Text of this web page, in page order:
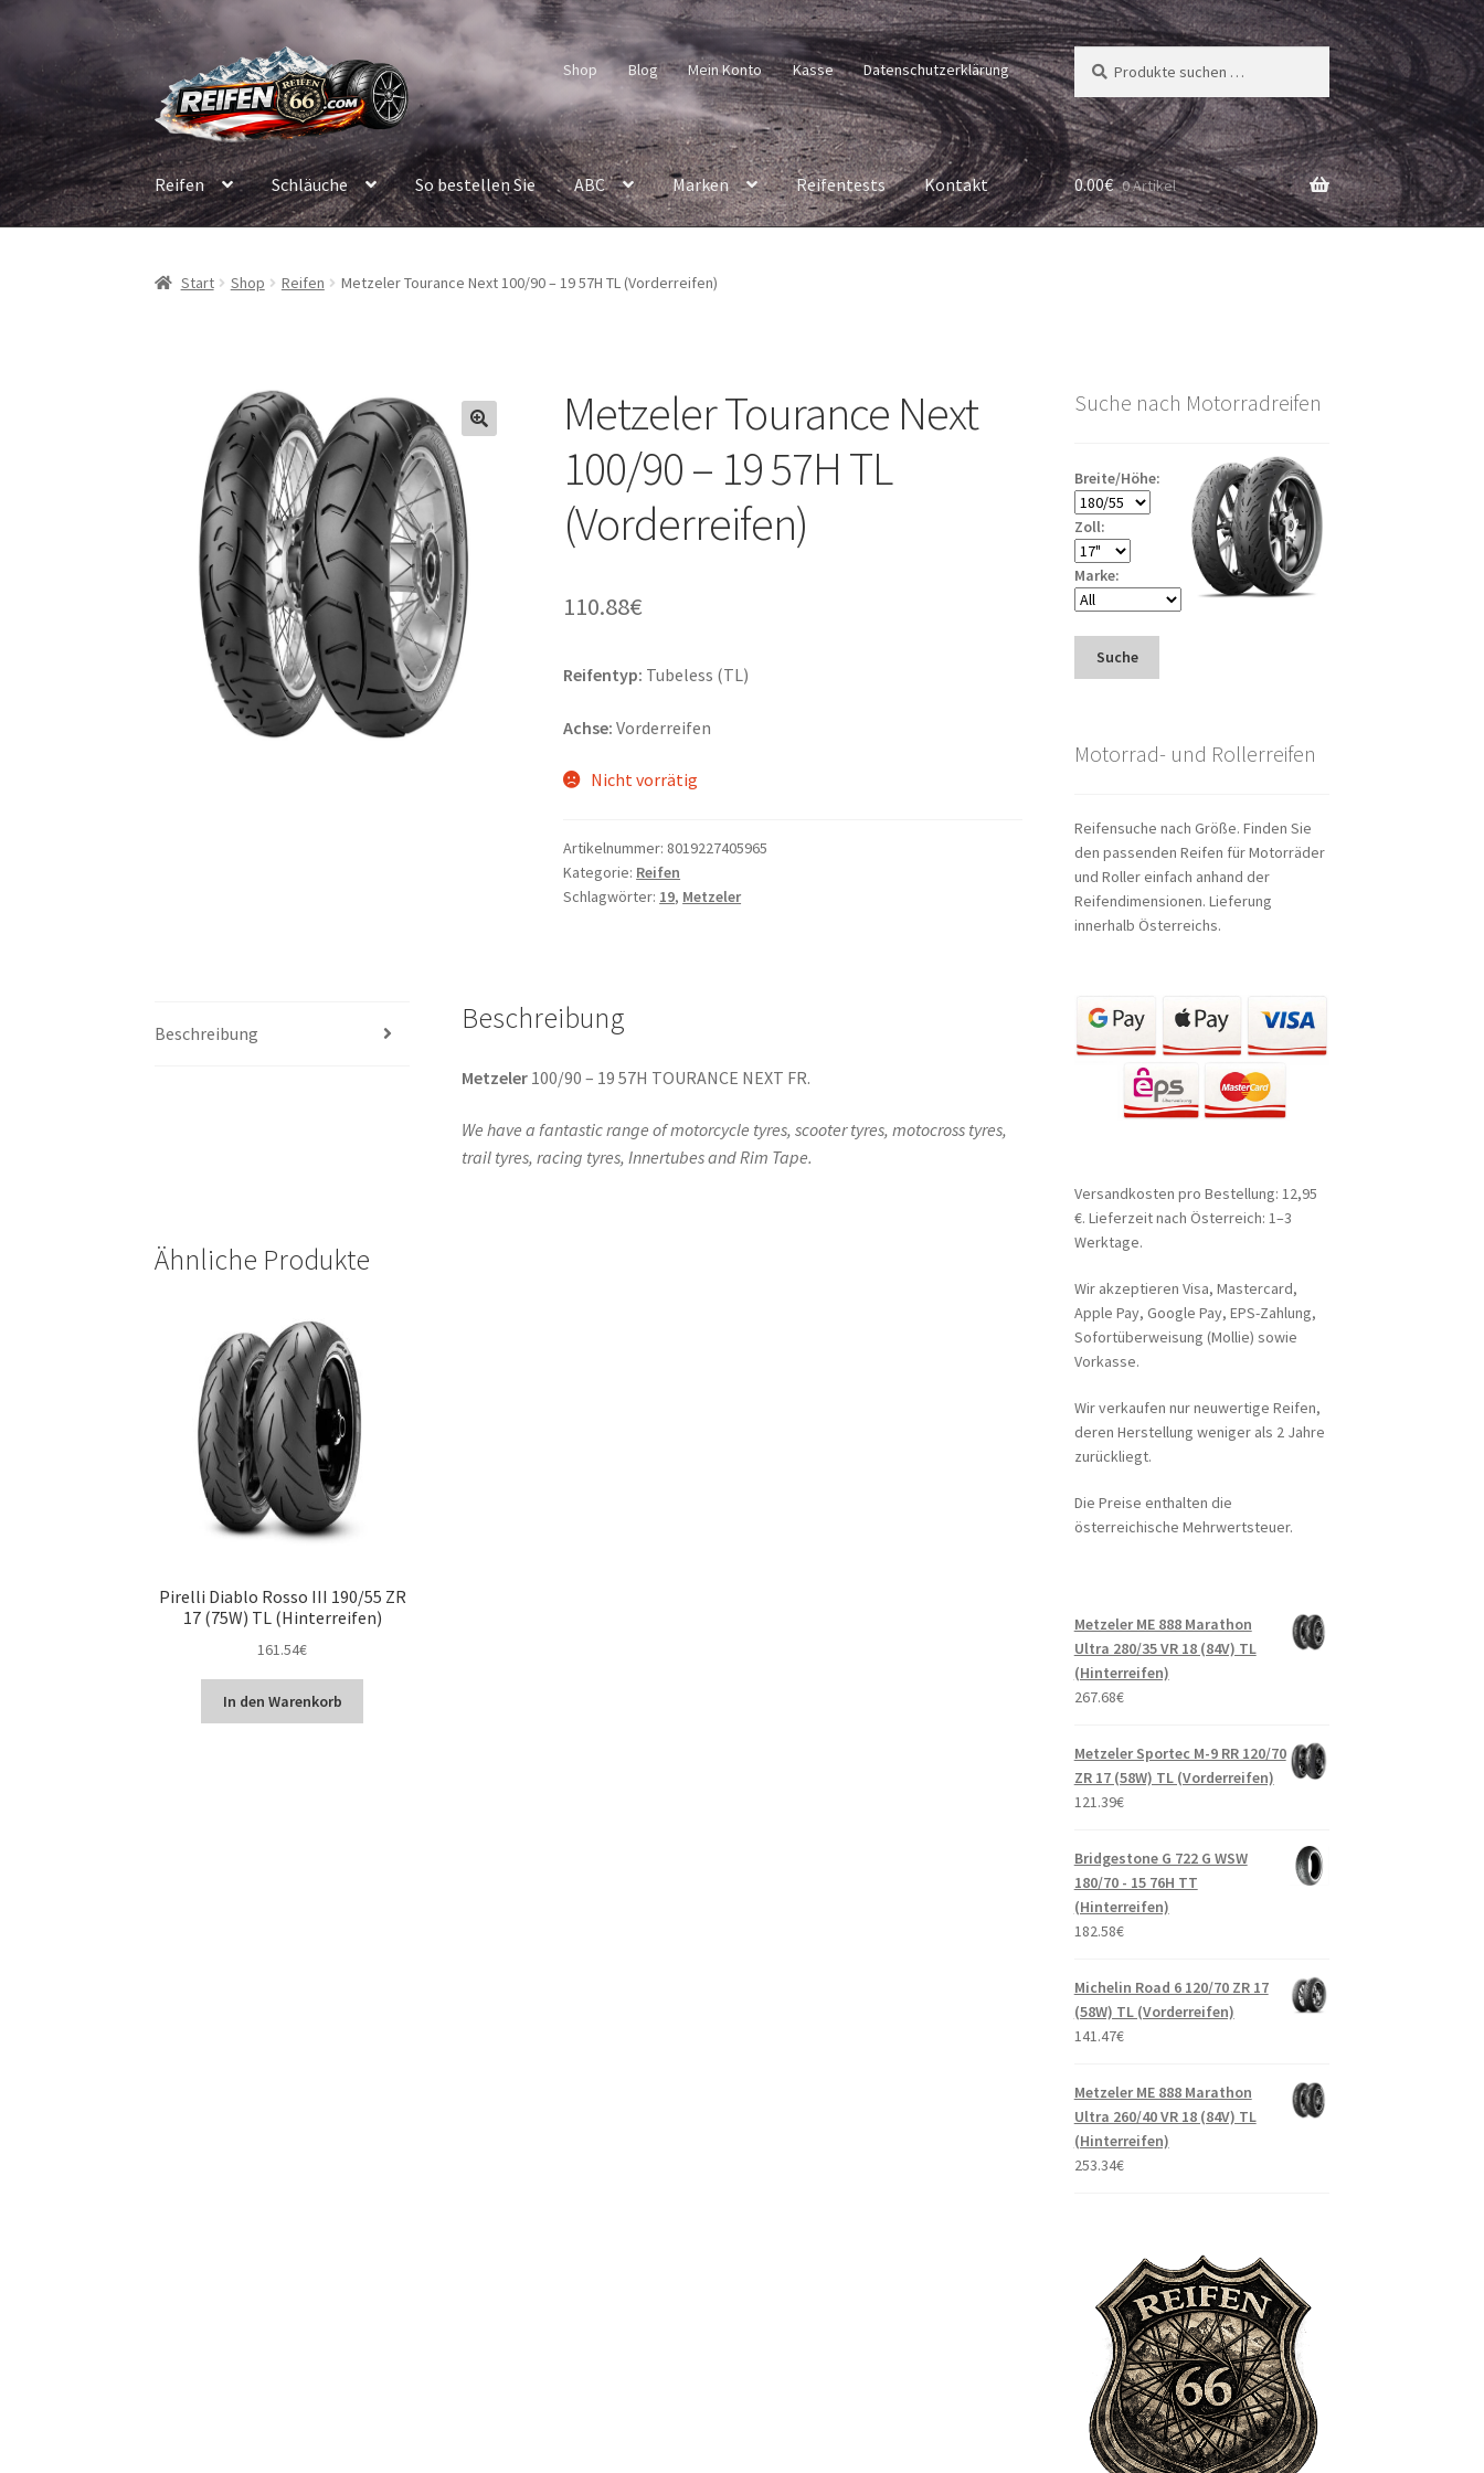
Navigation
springen
Inhalt
springen
Shop Blog Mein Konto Kasse Datenschutzerklärung
Suchen
nach:
Suchen
Reifen Schläuche So bestellen Sie ABC Marken Reifentests Kontakt 0.00€ 0 Artikel
Start Shop Reifen Metzeler Tourance Next 100/90 – 19 57H TL (Vorderreifen)
Metzeler Tourance Next
100/90 – 19 57H TL
(Vorderreifen)
110.88€
Reifentyp: Tubeless (TL)
Achse: Vorderreifen
Nicht vorrätig
Artikelnummer: 8019227405965
Kategorie: Reifen
Schlagwörter: 19, Metzeler
Beschreibung Beschreibung
Metzeler100/90 – 19 57H TOURANCE NEXT FR.
We have a fantastic range of motorcycle tyres, scooter tyres, motocross tyres,
trail tyres, racing tyres, Innertubes and Rim Tape.
Ähnliche Produkte
Pirelli Diablo Rosso III 190/55 ZR
17 (75W) TL (Hinterreifen)
161.54€
In den Warenkorb
Suche nach Motorradreifen
Breite/Höhe:
Zoll:
Marke:
Suche
Motorrad- und Rollerreifen
Reifensuche nach Größe. Finden Sie
den passenden Reifen für Motorräder
und Roller einfach anhand der
Reifendimensionen. Lieferung
innerhalb Österreichs.
Versandkosten pro Bestellung: 12,95
€. Lieferzeit nach Österreich: 1–3
Werktage.
Wir akzeptieren Visa, Mastercard,
Apple Pay, Google Pay, EPS-Zahlung,
Sofortüberweisung (Mollie) sowie
Vorkasse.
Wir verkaufen nur neuwertige Reifen,
deren Herstellung weniger als 2 Jahre
zurückliegt.
Die Preise enthalten die
österreichische Mehrwertsteuer.
Metzeler ME 888 Marathon
Ultra 280/35 VR 18 (84V) TL
(Hinterreifen)
267.68€
Metzeler Sportec M-9 RR 120/70
ZR 17 (58W) TL (Vorderreifen)
121.39€
Bridgestone G 722 G WSW
180/70 - 15 76H TT
(Hinterreifen)
182.58€
Michelin Road 6 120/70 ZR 17
(58W) TL (Vorderreifen)
141.47€
Metzeler ME 888 Marathon
Ultra 260/40 VR 18 (84V) TL
(Hinterreifen)
253.34€